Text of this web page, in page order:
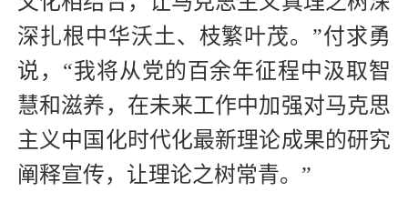
深扎根中华沃土、枝繁叶茂。”付求勇
说，“我将从党的百余年征程中汲取智
慧和滋养，在未来工作中加强对马克思
主义中国化时代化最新理论成果的研究
阐释宣传，让理论之树常青。”